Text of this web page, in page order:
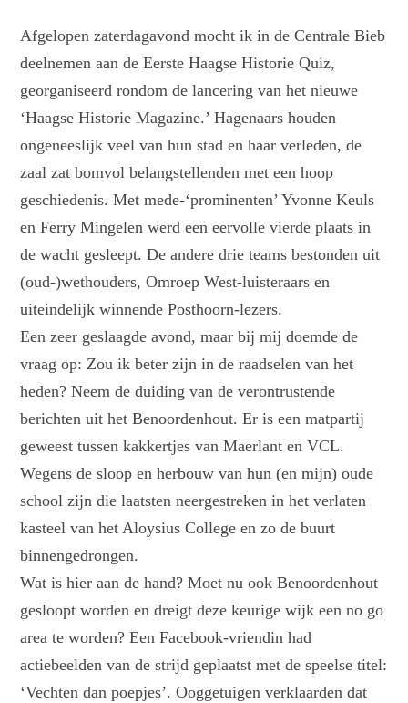
Afgelopen zaterdagavond mocht ik in de Centrale Bieb
deelnemen aan de Eerste Haagse Historie Quiz,
georganiseerd rondom de lancering van het nieuwe
‘Haagse Historie Magazine.’ Hagenaars houden
ongeneeslijk veel van hun stad en haar verleden, de
zaal zat bomvol belangstellenden met een hoop
geschiedenis. Met mede-‘prominenten’ Yvonne Keuls
en Ferry Mingelen werd een eervolle vierde plaats in
de wacht gesleept. De andere drie teams bestonden uit
(oud-)wethouders, Omroep West-luisteraars en
uiteindelijk winnende Posthoorn-lezers.
Een zeer geslaagde avond, maar bij mij doemde de
vraag op: Zou ik beter zijn in de raadselen van het
heden? Neem de duiding van de verontrustende
berichten uit het Benoordenhout. Er is een matpartij
geweest tussen kakkertjes van Maerlant en VCL.
Wegens de sloop en herbouw van hun (en mijn) oude
school zijn die laatsten neergestreken in het verlaten
kasteel van het Aloysius College en zo de buurt
binnengedrongen.
Wat is hier aan de hand? Moet nu ook Benoordenhout
gesloopt worden en dreigt deze keurige wijk een no go
area te worden? Een Facebook-vriendin had
actiebeelden van de strijd geplaatst met de speelse titel:
‘Vechten dan poepjes’. Ooggetuigen verklaarden dat